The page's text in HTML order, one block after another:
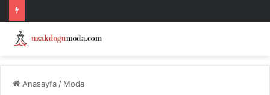
Anasayfa / Moda